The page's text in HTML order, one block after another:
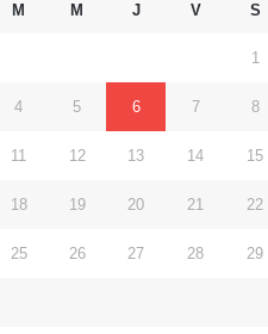
M M J V S
1
4 5 6 7 8
11 12 13 14 15
18 19 20 21 22
25 26 27 28 29